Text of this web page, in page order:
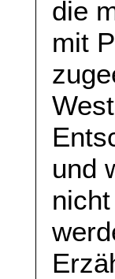
die
mit
und